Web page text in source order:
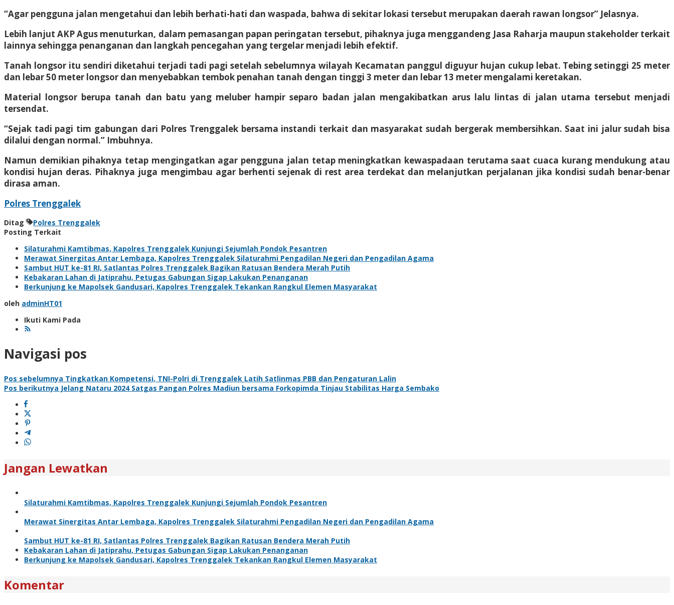
“Agar pengguna jalan mengetahui dan lebih berhati-hati dan waspada, bahwa di sekitar lokasi tersebut merupakan daerah rawan longsor” Jelasnya.
Lebih lanjut AKP Agus menuturkan, dalam pemasangan papan peringatan tersebut, pihaknya juga menggandeng Jasa Raharja maupun stakeholder terkait
lainnya sehingga penanganan dan langkah pencegahan yang tergelar menjadi lebih efektif.
Tanah longsor itu sendiri diketahui terjadi tadi pagi setelah sebelumnya wilayah Kecamatan panggul diguyur hujan cukup lebat. Tebing setinggi 25 meter
dan lebar 50 meter longsor dan menyebabkan tembok penahan tanah dengan tinggi 3 meter dan lebar 13 meter mengalami keretakan.
Material longsor berupa tanah dan batu yang meluber hampir separo badan jalan mengakibatkan arus lalu lintas di jalan utama tersebut menjadi
tersendat.
“Sejak tadi pagi tim gabungan dari Polres Trenggalek bersama instandi terkait dan masyarakat sudah bergerak membersihkan. Saat ini jalur sudah bisa
dilalui dengan normal.” Imbuhnya.
Namun demikian pihaknya tetap mengingatkan agar pengguna jalan tetap meningkatkan kewaspadaan terutama saat cuaca kurang mendukung atau
kondisi hujan deras. Pihaknya juga mengimbau agar berhenti sejenak di rest area terdekat dan melanjutkan perjalanan jika kondisi sudah benar-benar
dirasa aman.
Polres Trenggalek
Ditag
Polres Trenggalek
Posting Terkait
Silaturahmi Kamtibmas, Kapolres Trenggalek Kunjungi Sejumlah Pondok Pesantren
Merawat Sinergitas Antar Lembaga, Kapolres Trenggalek Silaturahmi Pengadilan Negeri dan Pengadilan Agama
Sambut HUT ke-81 RI, Satlantas Polres Trenggalek Bagikan Ratusan Bendera Merah Putih
Kebakaran Lahan di Jatiprahu, Petugas Gabungan Sigap Lakukan Penanganan
Berkunjung ke Mapolsek Gandusari, Kapolres Trenggalek Tekankan Rangkul Elemen Masyarakat
oleh adminHT01
Ikuti Kami Pada
Navigasi pos
Pos sebelumnya Tingkatkan Kompetensi, TNI-Polri di Trenggalek Latih Satlinmas PBB dan Pengaturan Lalin
Pos berikutnya Jelang Nataru 2024 Satgas Pangan Polres Madiun bersama Forkopimda Tinjau Stabilitas Harga Sembako
Jangan Lewatkan
Silaturahmi Kamtibmas, Kapolres Trenggalek Kunjungi Sejumlah Pondok Pesantren
Merawat Sinergitas Antar Lembaga, Kapolres Trenggalek Silaturahmi Pengadilan Negeri dan Pengadilan Agama
Sambut HUT ke-81 RI, Satlantas Polres Trenggalek Bagikan Ratusan Bendera Merah Putih
Kebakaran Lahan di Jatiprahu, Petugas Gabungan Sigap Lakukan Penanganan
Berkunjung ke Mapolsek Gandusari, Kapolres Trenggalek Tekankan Rangkul Elemen Masyarakat
Komentar